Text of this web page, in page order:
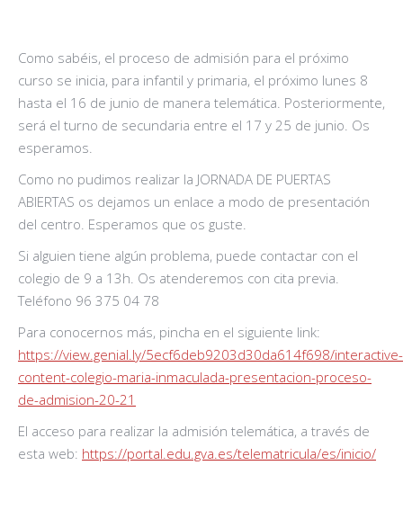
Como sabéis, el proceso de admisión para el próximo
curso se inicia, para infantil y primaria, el próximo lunes 8
hasta el 16 de junio de manera telemática. Posteriormente,
será el turno de secundaria entre el 17 y 25 de junio. Os
esperamos.
Como no pudimos realizar la JORNADA DE PUERTAS
ABIERTAS os dejamos un enlace a modo de presentación
del centro. Esperamos que os guste.
Si alguien tiene algún problema, puede contactar con el
colegio de 9 a 13h. Os atenderemos con cita previa.
Teléfono 96 375 04 78
Para conocernos más, pincha en el siguiente link:
https://view.genial.ly/5ecf6deb9203d30da614f698/interactive-
content-colegio-maria-inmaculada-presentacion-proceso-
de-admision-20-21
El acceso para realizar la admisión telemática, a través de
esta web: https://portal.edu.gva.es/telematricula/es/inicio/